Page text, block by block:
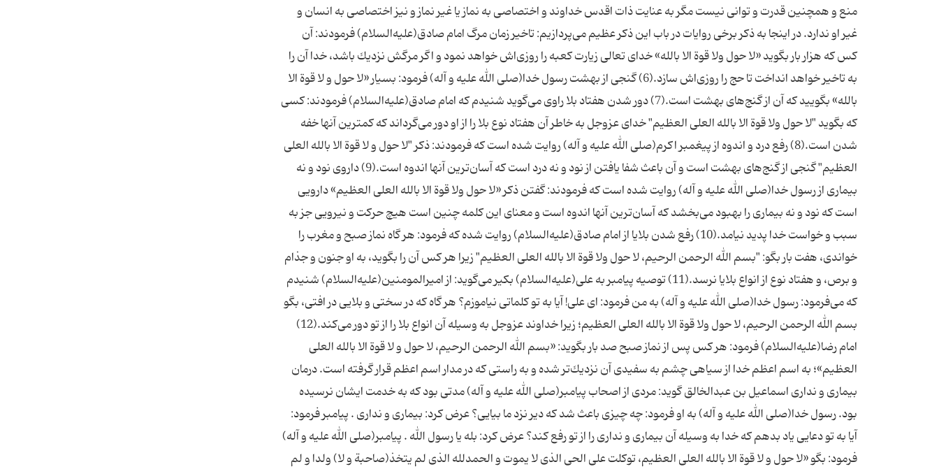
منع و همچنین قدرت و توانى نیست مگر به عنایت ذات اقدس خداوند و اختصاصى به نماز یا غیر نماز و نیز اختصاصى به انسان و
غیر او ندارد. در اینجا به ذكر برخی روایات در باب این ذكر عظیم می‌پردازیم: تاخیر زمان مرگ امام صادق(علیه‌السلام) فرمودند: آن
كس كه هزار بار بگوید «لا حول ولا قوة الا بالله» خداى تعالى زیارت كعبه را روزى‌اش خواهد نمود و اگر مرگش نزدیك باشد، خدا آن را
به تاخیر خواهد انداخت تا حج را روزى‌اش سازد.(6) گنجى از بهشت رسول خدا(صلی الله علیه و آله) فرمود: بسیار «لا حول و لا قوة الا
بالله» بگویید كه آن از گنج‌هاى بهشت است.(7) دور شدن هفتاد بلا راوى مى‌گوید شنیدم كه امام صادق(علیه‌السلام) فرمودند: كسى
كه بگوید "لا حول ولا قوة الا بالله العلى العظیم" خداى عزوجل به خاطر آن هفتاد نوع بلا را از او دور مى‌گرداند كه كمترین آنها خفه
شدن است.(8) رفع درد و اندوه از پیغمبر اكرم(صلی الله علیه و آله) روایت شده است كه فرمودند: ذكر "لا حول و لا قوة الا بالله العلى
العظیم" گنجى از گنج‌هاى بهشت است و آن باعث شفا یافتن از نود و نه درد است كه آسان‌ترین آنها اندوه است.(9) داروى نود و نه
بیمارى از رسول خدا(صلی الله علیه و آله) روایت شده است كه فرمودند: گفتن ذكر «لا حول ولا قوة الا بالله العلى العظیم» دارویى
است كه نود و نه بیمارى را بهبود مى‌بخشد كه آسان‌ترین آنها اندوه است و معناى این كلمه چنین است هیچ حركت و نیرویى جز به
سبب و خواست خدا پدید نیامد.(10) رفع شدن بلایا از امام صادق(علیه‌السلام) روایت شده كه فرمود: هر گاه نماز صبح و مغرب را
خواندى، هفت بار بگو: "بسم الله الرحمن الرحیم، لا حول ولا قوة الا بالله العلى العظیم" زیرا هر كس آن را بگوید، به او جنون و جذام
و برص، و هفتاد نوع از انواع بلایا نرسد.(11) توصیه پیامبر به على(علیه‌السلام) بكیر مى‌گوید: از امیرالمومنین(علیه‌السلام) شنیدم
كه مى‌فرمود: رسول خدا(صلی الله علیه و آله) به من فرمود: اى على! آیا به تو كلماتى نیاموزم؟ هر گاه كه در سختى و بلایى در افتى، بگو
بسم الله الرحمن الرحیم، لا حول ولا قوة الا بالله العلى العظیم؛ زیرا خداوند عزوجل به وسیله آن انواع بلا را از تو دور می‌كند.(12)
امام رضا(علیه‌السلام) فرمود: هر كس پس از نماز صبح صد بار بگوید: «بسم الله الرحمن الرحیم، لا حول و لا قوة الا بالله العلى
العظیم»؛ به اسم اعظم خدا از سیاهى چشم به سفیدى آن نزدیك‌تر شده و به راستى كه در مدار اسم اعظم قرار گرفته است. درمان
بیمارى و ندارى اسماعیل بن عبدالخالق گوید: مردى از اصحاب پیامبر(صلی الله علیه و آله) مدتی بود كه به خدمت ایشان نرسیده
بود. رسول خدا(صلی الله علیه و آله) به او فرمود: چه چیزى باعث شد كه دیر نزد ما بیایی؟ عرض كرد: بیمارى و ندارى . پیامبر فرمود:
آیا به تو دعایى یاد بدهم كه خدا به وسیله آن بیمارى و ندارى را از تو رفع كند؟ عرض كرد: بله یا رسول الله . پیامبر(صلی الله علیه و آله)
فرمود: بگو «لا حول و لا قوة الا بالله العلى العظیم، توكلت على الحى الذى لا یموت و الحمدلله الذى لم یتخذ(صاحبة و لا) ولدا و لم